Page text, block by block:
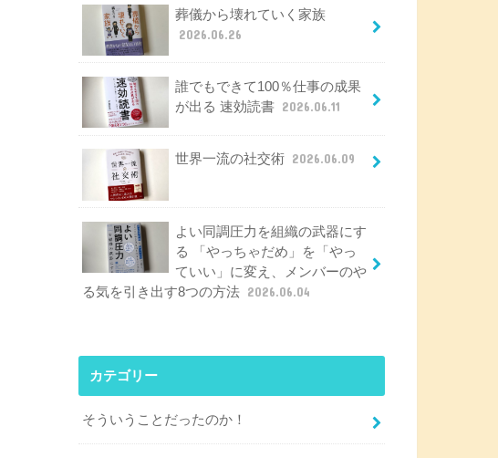
葬儀から壊れていく家族
2026.06.26
誰でもできて100％仕事の成果
が出る 速効読書 2026.06.11
世界一流の社交術 2026.06.09
よい同調圧力を組織の武器にす
る 「やっちゃだめ」を「やっ
ていい」に変え、メンバーのや
る気を引き出す8つの方法 2026.06.04
カテゴリー
そういうことだったのか！